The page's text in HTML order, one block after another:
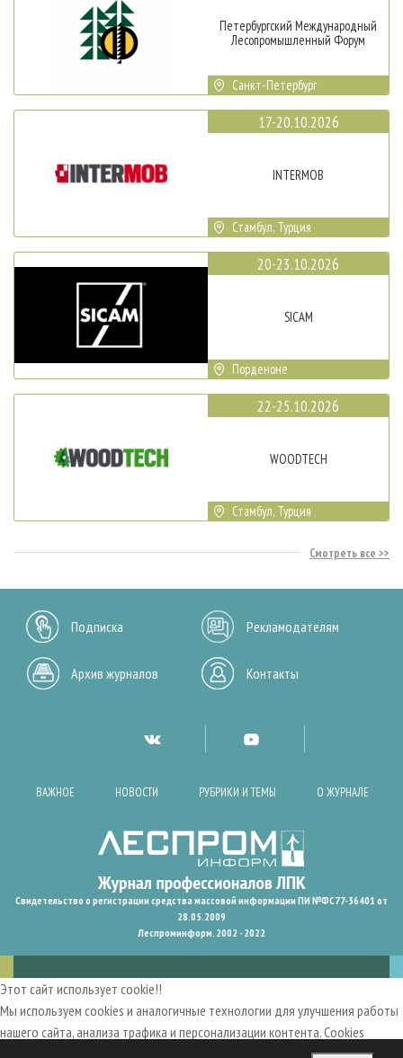
Петербургский Международный
Лесопромышленный Форум
Санкт-Петербург
17-20.10.2026
INTERMOB
Стамбул, Турция
20-23.10.2026
SICAM
Порденоне
22-25.10.2026
WOODTECH
Стамбул, Турция
Смотреть все
Подписка Рекламодателям
Архив журналов Контакты
ВАЖНОЕ НОВОСТИ РУБРИКИ И ТЕМЫ О ЖУРНАЛЕ
Свидетельство о регистрации средства массовой информации ПИ №ФС77-36401 от
28.05.2009
Леспроминформ. 2002 - 2022
Этот сайт использует cookie!!
Мы используем cookies и аналогичные технологии для улучшения работы
нашего сайта, анализа трафика и персонализации контента. Cookies